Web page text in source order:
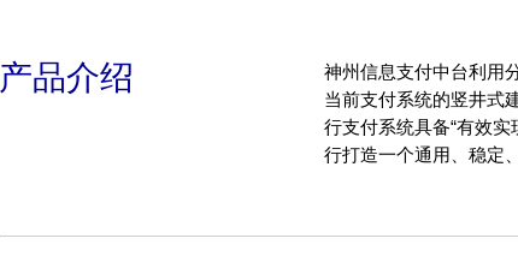
产品介绍
神州信息支付中台利用
当前支付系统的竖井式
行支付系统具备“有效
行打造一个通用、稳定